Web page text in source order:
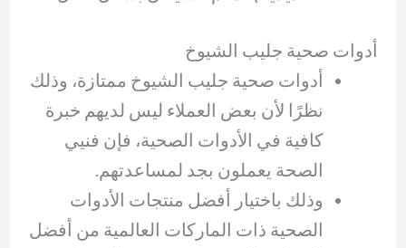
أدوات صحية جليب الشيوخ
أدوات صحية جليب الشيوخ ممتازة، وذلك
نظرًا لأن بعض العملاء ليس لديهم خبرة
كافية في الأدوات الصحية، فإن فنيي
الصحة يعملون بجد لمساعدتهم.
وذلك باختيار أفضل منتجات الأدوات
الصحية ذات الماركات العالمية من أفضل